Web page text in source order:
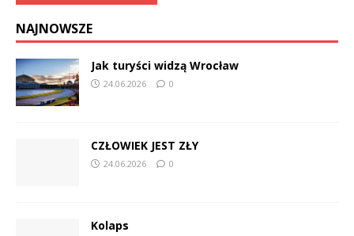
NAJNOWSZE
Jak turyści widzą Wrocław
24.06.2026 0
CZŁOWIEK JEST ZŁY
24.06.2026 0
Kolaps